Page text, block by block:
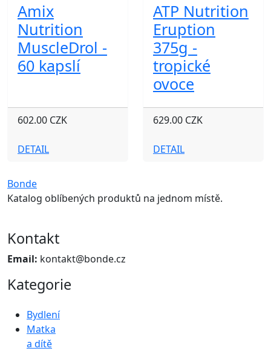
Amix
Nutrition
MuscleDrol -
60 kapslí
602.00 CZK
DETAIL
ATP Nutrition
Eruption
375g -
tropické
ovoce
629.00 CZK
DETAIL
Bonde
Katalog oblíbených produktů na jednom místě.
Kontakt
Email: kontakt@bonde.cz
Kategorie
Bydlení
Matka
a dítě